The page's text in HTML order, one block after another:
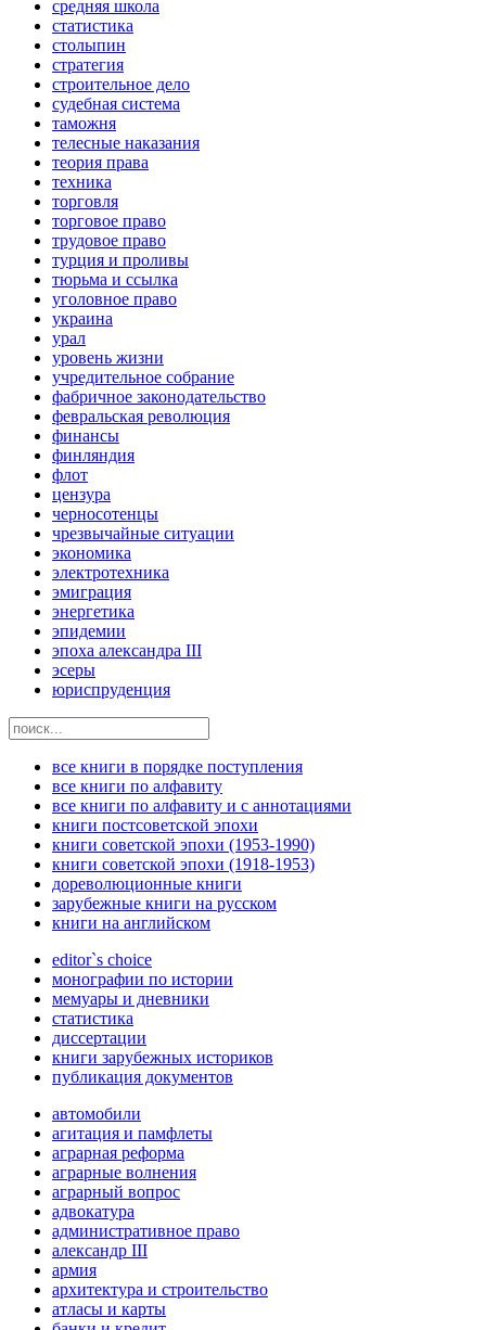
средняя школа
статистика
столыпин
стратегия
строительное дело
судебная система
таможня
телесные наказания
теория права
техника
торговля
торговое право
трудовое право
турция и проливы
тюрьма и ссылка
уголовное право
украина
урал
уровень жизни
учредительное собрание
фабричное законодательство
февральская революция
финансы
финляндия
флот
цензура
черносотенцы
чрезвычайные ситуации
экономика
электротехника
эмиграция
энергетика
эпидемии
эпоха александра III
эсеры
юриспруденция
все книги в порядке поступления
все книги по алфавиту
все книги по алфавиту и с аннотациями
книги постсоветской эпохи
книги советской эпохи (1953-1990)
книги советской эпохи (1918-1953)
дореволюционные книги
зарубежные книги на русском
книги на английском
editor`s choice
монографии по истории
мемуары и дневники
статистика
диссертации
книги зарубежных историков
публикация документов
автомобили
агитация и памфлеты
аграрная реформа
аграрные волнения
аграрный вопрос
адвокатура
административное право
александр III
армия
архитектура и строительство
атласы и карты